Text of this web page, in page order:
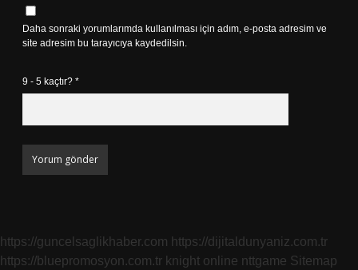
Daha sonraki yorumlarımda kullanılması için adım, e-posta adresim ve
site adresim bu tarayıcıya kaydedilsin.
9 - 5 kaçtır? *
https://guncelsaglikhaber.com https://dijitaldunyaniz.com.tr
https://bluepromosyon.com.tr knight online nttgame Sitemap